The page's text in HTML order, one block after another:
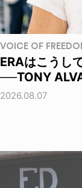
VOICE OF
ERAはこうし
──TONY
2026.08.07